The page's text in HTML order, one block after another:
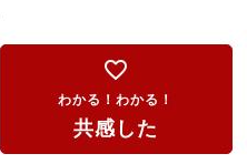
favorite_border
わかる！わかる！
共感した